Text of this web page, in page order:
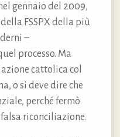
gennaio del 2009,
FSSPX della più
–
processo. Ma
cattolica col
o si deve dire che
perché fermò
falsa riconciliazione.